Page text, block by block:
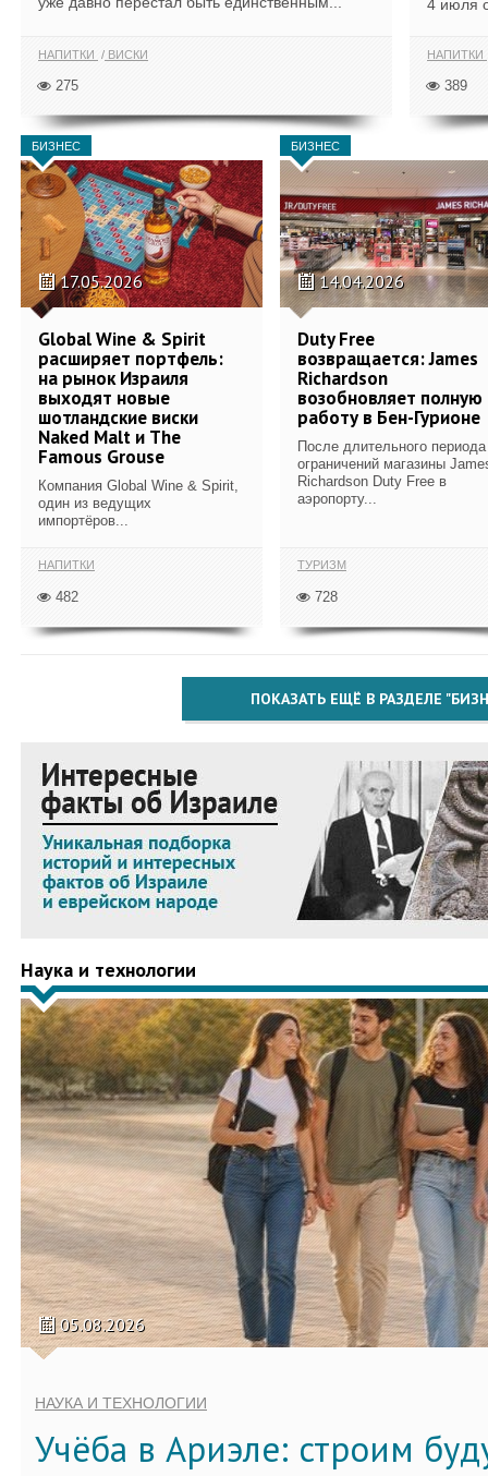
НАПИТКИ ВИСКИ
275
4 июля
НАПИТКИ
389
БИЗНЕС
17.05.2026
Global Wine & Spirit
расширяет портфель:
на рынок Израиля
выходят новые
шотландские виски
Naked Malt и The
Famous Grouse
Компания Global Wine & Spirit,
один из ведущих
импортёров...
НАПИТКИ
482
БИЗНЕС
14.04.2026
Duty Free
возвращается: James
Richardson
возобновляет полную
работу в Бен-Гурионе
После длительного периода
ограничений магазины
Richardson Duty Free в
аэропорту...
ТУРИЗМ
728
ПОКАЗАТЬ ЕЩЁ В РАЗДЕЛЕ
Наука и технологии
05.08.2026
НАУКА И ТЕХНОЛОГИИ
Учёба в Ариэле: строим